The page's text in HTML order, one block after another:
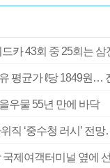
카 43회 중 25회는
평균가 ℓ당 1849원…
우물 55년 만에 바닥
직 ‘중수청 러시’ 전
국제여객터미널 옆에